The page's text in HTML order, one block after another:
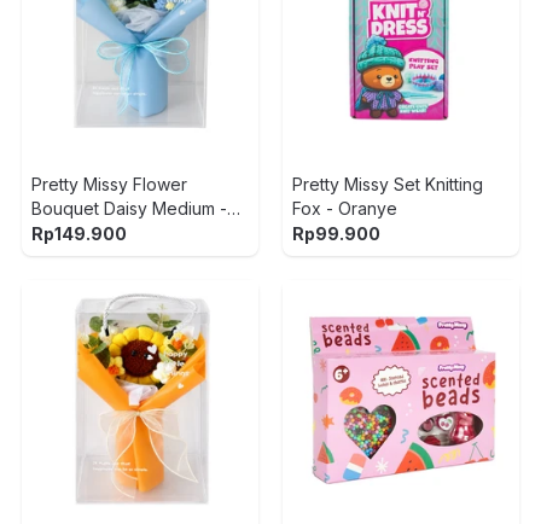
Pretty Missy Flower
Bouquet Daisy Medium -
Biru
Rp149.900
Pretty Missy Set Knitting
Fox - Oranye
Rp99.900